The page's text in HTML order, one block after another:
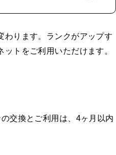
わります。ランクがアップす
トをご利用いただけます。
交換とご利用は、4ヶ月以内